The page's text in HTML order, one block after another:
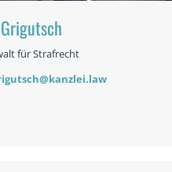
für Strafrecht